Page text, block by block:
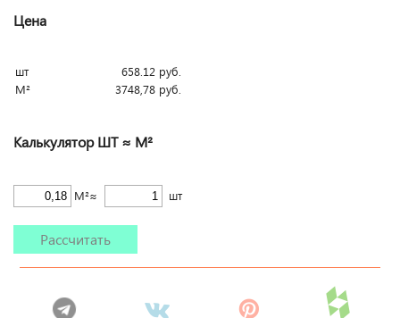
Цена
шт 658.12 руб.
М²
3748,78 руб.
Калькулятор ШТ ≈ М²
М²≈ шт
Рассчитать